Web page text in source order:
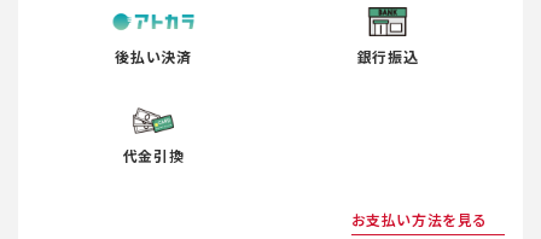
後払い決済 銀行振込
代金引換
お支払い方法を見る